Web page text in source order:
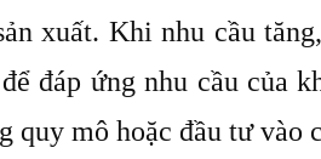
xuất. Khi nhu cầu
đáp ứng nhu cầu của
quy mô hoặc đầu tư vào